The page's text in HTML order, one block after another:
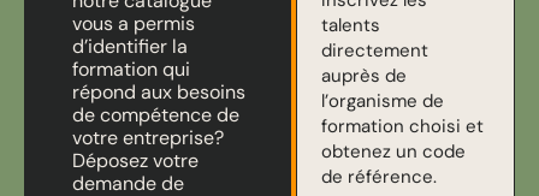
vous a permis
d’identifier la
formation qui
répond aux besoins
de compétence de
votre entreprise?
Déposez votre
demande de
talents
directement
auprès de
l’organisme de
formation choisi et
obtenez un code
de référence.